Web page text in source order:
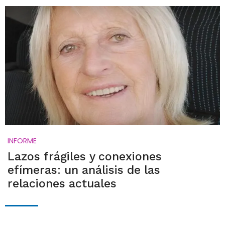
INFORME
Lazos frágiles y conexiones
efímeras: un análisis de las
relaciones actuales